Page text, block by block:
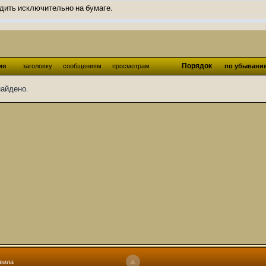
исключительно на бумаге.
и Ангелы из Ада были и будут только на бумаге.
Ангелов из Ада, а в электронном варианте нету вариантов?
какие, подскажите пожалуйста?)
аболетов на бусти:
раньше?
процесс не очень быстрый будет. Думаю в течении 1-2 месяцев
с телефона не очень удобно)
по ходу чтения правлю. Получается не совнлитературный перевод,
заголовку сообщениям просмотрам Порядок по